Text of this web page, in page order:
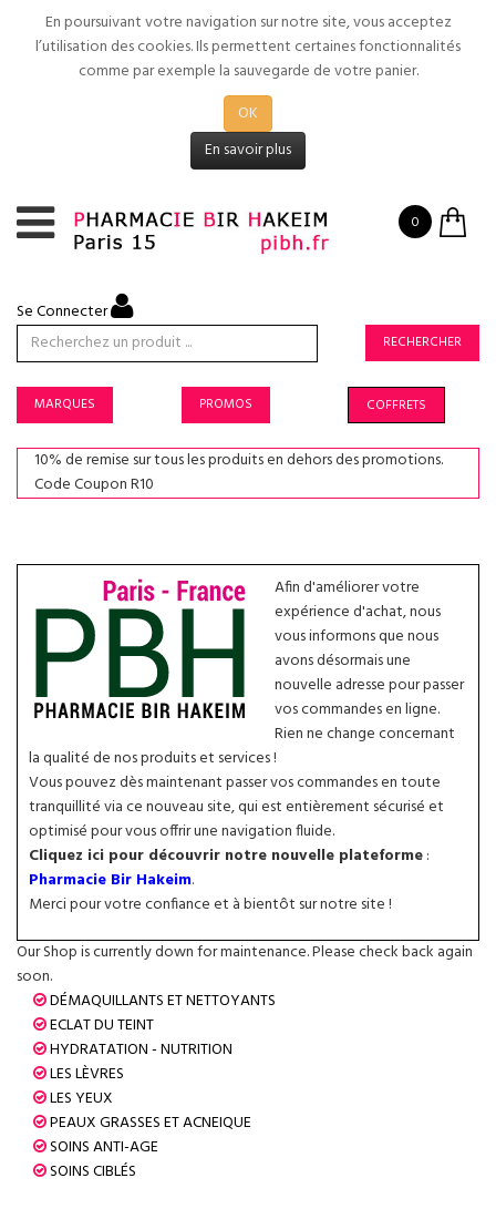
En poursuivant votre navigation sur notre site, vous acceptez
l’utilisation des cookies. Ils permettent certaines fonctionnalités
comme par exemple la sauvegarde de votre panier.
OK
En savoir plus
0
Se Connecter
RECHERCHER
MARQUES PROMOS COFFRETS
10% de remise sur tous les produits en dehors des promotions.
Code Coupon R10
Afin d'améliorer votre
expérience d'achat, nous
vous informons que nous
avons désormais une
nouvelle adresse pour passer
vos commandes en ligne.
Rien ne change concernant
la qualité de nos produits et services !
Vous pouvez dès maintenant passer vos commandes en toute
tranquillité via ce nouveau site, qui est entièrement sécurisé et
optimisé pour vous offrir une navigation fluide.
Cliquez ici pour découvrir notre nouvelle plateforme:
Pharmacie Bir Hakeim.
Merci pour votre confiance et à bientôt sur notre site !
Our Shop is currently down for maintenance. Please check back again
soon.
DÉMAQUILLANTS ET NETTOYANTS
ECLAT DU TEINT
HYDRATATION - NUTRITION
LES LÈVRES
LES YEUX
PEAUX GRASSES ET ACNEIQUE
SOINS ANTI-AGE
SOINS CIBLÉS